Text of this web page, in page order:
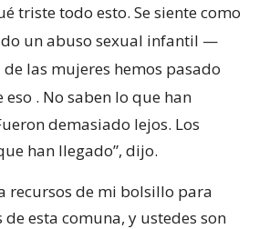
triste todo esto. Se siente como
un abuso sexual infantil —
las mujeres hemos pasado
eso . No saben lo que han
demasiado lejos. Los
han llegado”, dijo.
recursos de mi bolsillo para
esta comuna, y ustedes son